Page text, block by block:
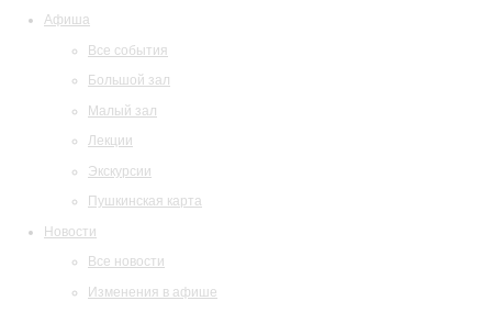
Афиша
Все события
Большой зал
Малый зал
Лекции
Экскурсии
Пушкинская карта
Новости
Все новости
Изменения в афише